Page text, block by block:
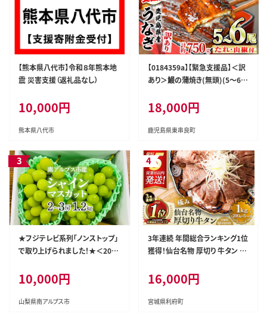
【熊本県八代市】令和８年熊本地
震 災害支援（返礼品なし）
10,000円
熊本県八代市
【0184359a】【緊急支援品】＜訳
あり＞鰻の蒲焼き(無頭)(5～6
なぎ ウナギ 鰻 国産 蒲焼 蒲焼き
たれ 鹿児島 ふるさと 人気 支援
【アクアおおすみ】
18,000円
鹿児島県東串良町
★フジテレビ系列「ノンストップ」
で取り上げられました！★＜202
市産シャインマスカット1.2kg以
上（2～3房） クール便発送 ALPA
G007
10,000円
山梨県南アルプス市
3年連続 年間総合ランキング1位
獲得！仙台名物 厚切り 牛タン 塩
スライス 塩味 [牛タン タン塩 希
少 部位 タン中 タン元 塩ダレ タ
レ 小分け 仙台 名物 厚切 肉厚
16,000円
宮城県利府町